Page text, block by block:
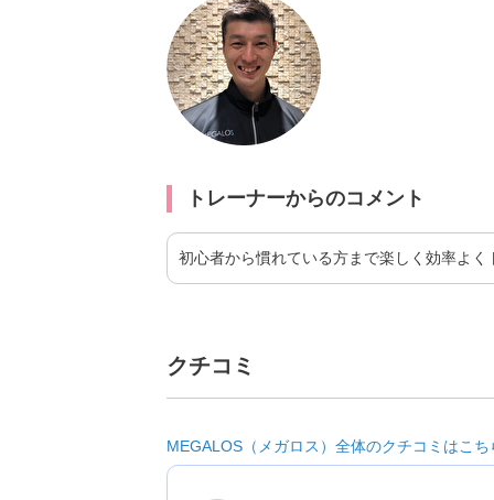
トレーナーからのコメント
初心者から慣れている方まで楽しく効率よ
クチコミ
MEGALOS（メガロス）全体のクチコミはこち